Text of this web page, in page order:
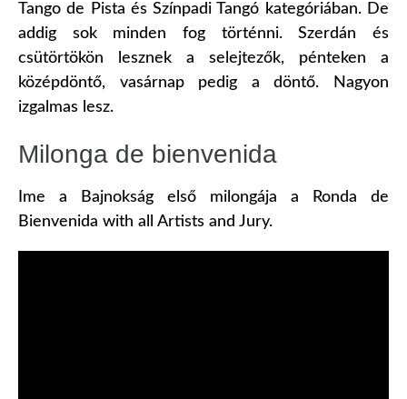
Tango de Pista és Színpadi Tangó kategóriában. De
addig sok minden fog történni. Szerdán és
csütörtökön lesznek a selejtezők, pénteken a
középdöntő, vasárnap pedig a döntő. Nagyon
izgalmas lesz.
Milonga de bienvenida
Ime a Bajnokság első milongája a Ronda de
Bienvenida with all Artists and Jury.